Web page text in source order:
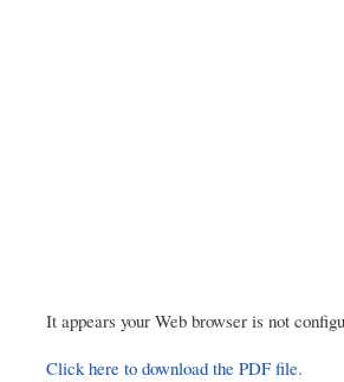
It appears your Web browser is not
Click here to download the PDF file.